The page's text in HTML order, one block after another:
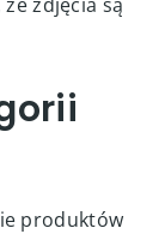
produktów